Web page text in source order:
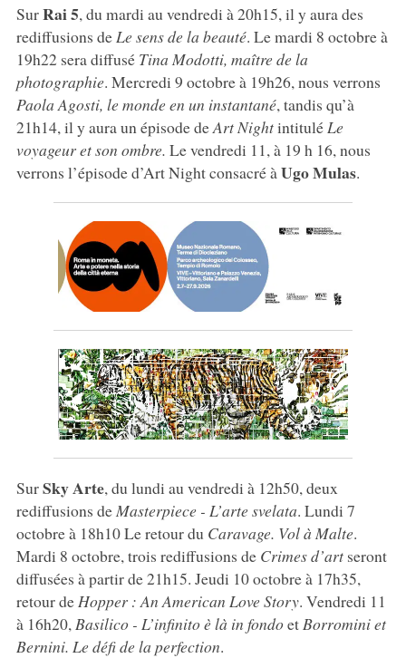
SurRai 5, du mardi au vendredi à 20h15, il y aura des
rediffusions de Le sens de la beauté. Le mardi 8 octobre à
19h22 sera diffusé Tina Modotti, maître de la
photographie. Mercredi 9 octobre à 19h26, nous verrons
Paola Agosti, le monde en un instantané, tandis qu’à
21h14, il y aura un épisode deArt NightintituléLe
voyageur et son ombre. Le vendredi 11, à 19 h 16, nous
verrons l’épisode d’Art Night consacré à Ugo Mulas.
SurSky Arte, du lundi au vendredi à 12h50, deux
rediffusions de Masterpiece - L’arte svelata. Lundi 7
octobre à 18h10 Le retour du Caravage. Vol à Malte.
Mardi 8 octobre, trois rediffusions de Crimes d’artseront
diffusées à partir de 21h15. Jeudi 10 octobre à 17h35,
retour de Hopper : An American Love Story. Vendredi 11
à 16h20, Basilico - L’infinito è là in fondoet Borromini et
Bernini. Le défi de la perfection.